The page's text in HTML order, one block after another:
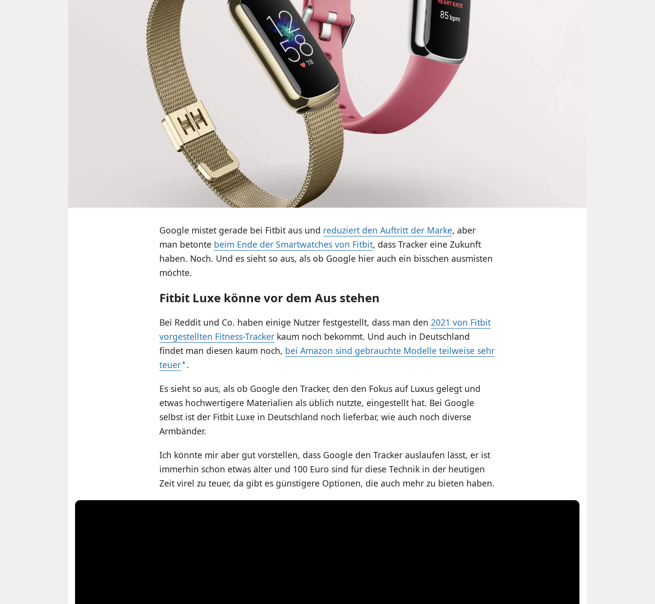
Google mistet gerade bei Fitbit aus und reduziert den Auftritt der Marke, aber
man betonte beim Ende der Smartwatches von Fitbit, dass Tracker eine Zukunft
haben. Noch. Und es sieht so aus, als ob Google hier auch ein bisschen ausmisten
möchte.
Fitbit Luxe könne vor dem Aus stehen
Bei Reddit und Co. haben einige Nutzer festgestellt, dass man den 2021 von Fitbit
vorgestellten Fitness-Trackerkaum noch bekommt. Und auch in Deutschland
findet man diesen kaum noch, bei Amazon sind gebrauchte Modelle teilweise sehr
teuer .
Es sieht so aus, als ob Google den Tracker, den den Fokus auf Luxus gelegt und
etwas hochwertigere Materialien als üblich nutzte, eingestellt hat. Bei Google
selbst ist der Fitbit Luxe in Deutschland noch lieferbar, wie auch noch diverse
Armbänder.
Ich könnte mir aber gut vorstellen, dass Google den Tracker auslaufen lässt, er ist
immerhin schon etwas älter und 100 Euro sind für diese Technik in der heutigen
Zeit virel zu teuer, da gibt es günstigere Optionen, die auch mehr zu bieten haben.